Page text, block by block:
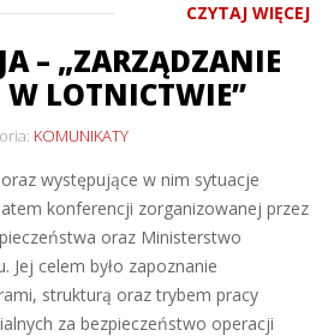
CZYTAJ WIĘCEJ
– „ZARZĄDZANIE
W LOTNICTWIE”
KOMUNIKATY
występujące w nim sytuacje
konferencji zorganizowanej przez
oraz Ministerstwo
Jej celem było zapoznanie
strukturą oraz trybem pracy
za bezpieczeństwo operacji